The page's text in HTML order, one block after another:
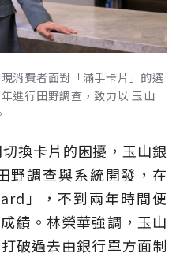
消費者面對「滿手卡片」的選
進行田野調查，致力以 玉山
換卡片的困擾，玉山銀
野調查與系統開發，在
」，不到兩年時間便
績。林榮華強調，玉山
破過去由銀行單方面制